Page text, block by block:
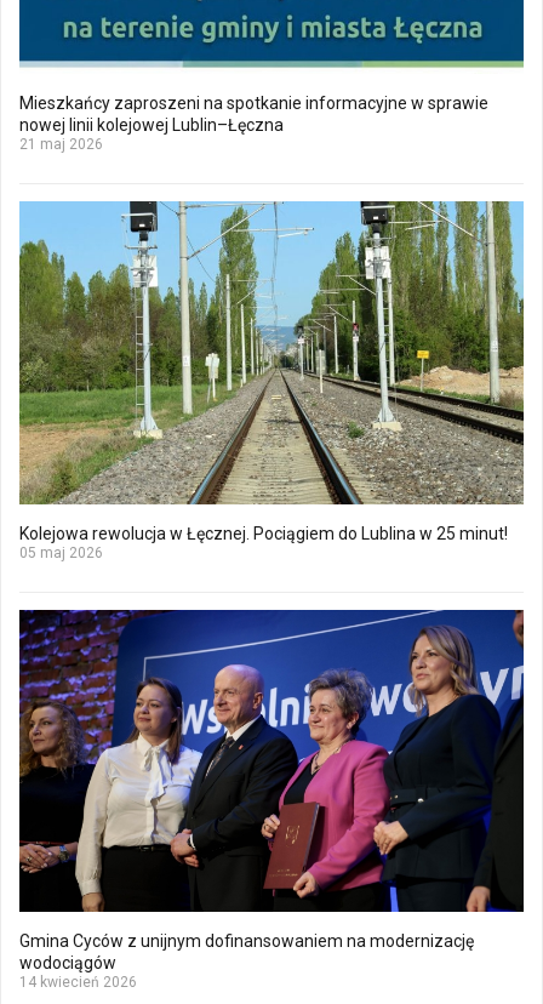
Mieszkańcy zaproszeni na spotkanie informacyjne w sprawie
nowej linii kolejowej Lublin–Łęczna
21 maj 2026
Kolejowa rewolucja w Łęcznej. Pociągiem do Lublina w 25 minut!
05 maj 2026
Gmina Cyców z unijnym dofinansowaniem na modernizację
wodociągów
14 kwiecień 2026